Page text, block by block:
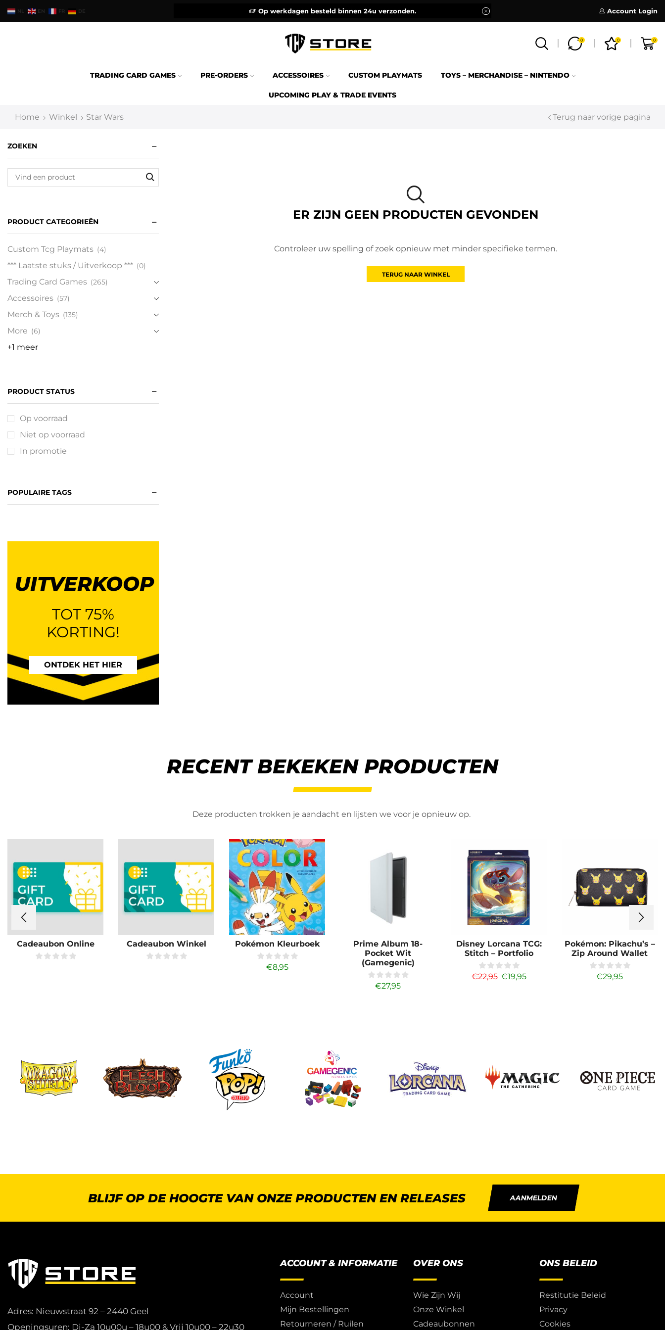
NL EN FR DE
binnen 24u verzonden. Op werkdagen besteld binnen 24u verzonden. Account Login
0 0 0
TRADING CARD GAMES PRE-ORDERS ACCESSOIRES CUSTOM PLAYMATS TOYS – MERCHANDISE – NINTENDO
UPCOMING PLAY & TRADE EVENTS
Home Winkel Star Wars Terug naar vorige pagina
ER ZIJN GEEN PRODUCTEN GEVONDEN
Controleer uw spelling of zoek opnieuw met minder specifieke termen.
TERUG NAAR WINKEL
ZOEKEN
PRODUCT CATEGORIEËN
Custom Tcg Playmats (4)
*** Laatste stuks / Uitverkoop *** (0)
Trading Card Games (265)
Accessoires (57)
Merch & Toys (135)
More (6)
+1 meer
PRODUCT STATUS
Op voorraad
Niet op voorraad
In promotie
POPULAIRE TAGS
UITVERKOOP
TOT 75%
KORTING!
ONTDEK HET HIER
RECENT BEKEKEN PRODUCTEN
Deze producten trokken je aandacht en lijsten we voor je opnieuw op.
Cadeaubon Online Cadeaubon Winkel Pokémon Kleurboek
€8,95
Prime Album 18-
Pocket Wit
(Gamegenic)
€27,95
Disney Lorcana TCG:
Stitch – Portfolio
€22,95 €19,95
Pokémon: Pikachu’s –
Zip Around Wallet
€29,95
BLIJF OP DE HOOGTE VAN ONZE PRODUCTEN EN RELEASES AANMELDEN
Adres: Nieuwstraat 92 – 2440 Geel
Openingsuren: Di-Za 10u00u – 18u00 & Vrij 10u00 – 22u30
ACCOUNT & INFORMATIE
Account
Mijn Bestellingen
Retourneren / Ruilen
OVER ONS
Wie Zijn Wij
Onze Winkel
Cadeaubonnen
ONS BELEID
Restitutie Beleid
Privacy
Cookies